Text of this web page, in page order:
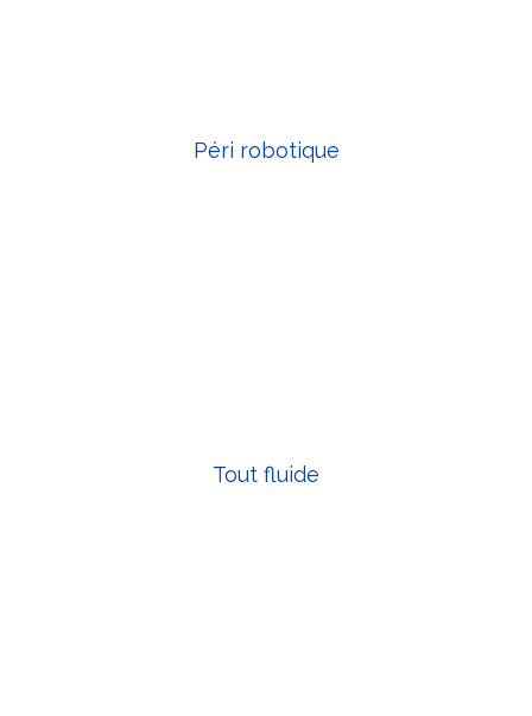
Péri robotique
Tout fluide